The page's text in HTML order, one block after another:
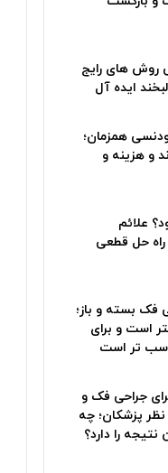
روش های رایج
ایده آل
همزمان؛
و هزینه و
علائم
راه حل قطعی
فک بسته و باز؛
است و برای
تر است
جراحی فک و
نظر پزشکان؛ چه
را دارد؟